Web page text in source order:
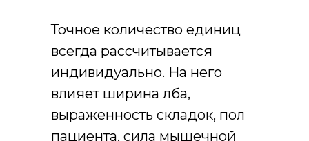
Точное количество единиц
всегда рассчитывается
индивидуально. На него
влияет ширина лба,
выраженность складок, пол
пациента, сила мышечной